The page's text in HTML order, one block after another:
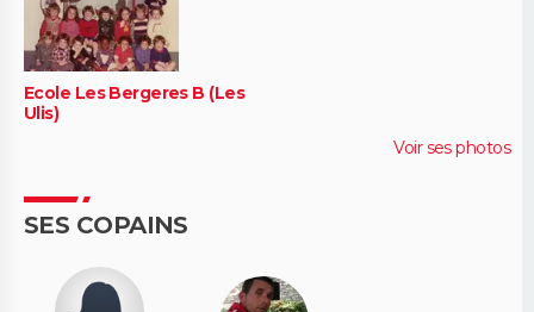
Ecole Les Bergeres B (Les
Ulis)
Voir ses photos
SES COPAINS